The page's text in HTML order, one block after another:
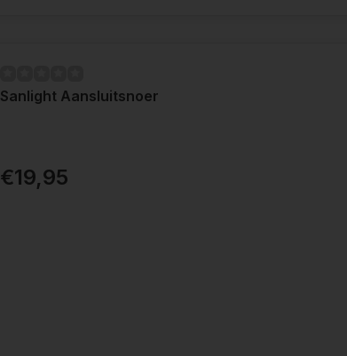
Sanlight Aansluitsnoer
€19,95